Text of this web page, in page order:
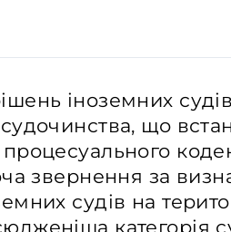
іноземних
що
звернення за
судів на
категорія